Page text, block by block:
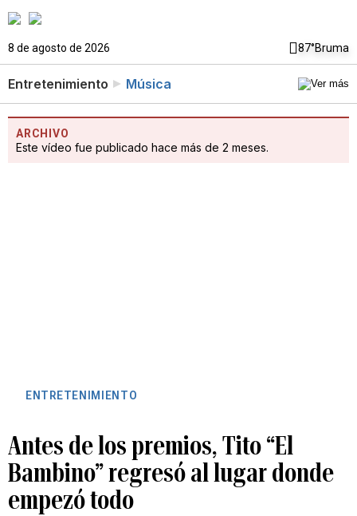
8 de agosto de 2026 87°Bruma
Entretenimiento Música
ARCHIVO
Este vídeo fue publicado hace más de 2 meses.
ENTRETENIMIENTO
Antes de los premios, Tito “El
Bambino” regresó al lugar donde
empezó todo